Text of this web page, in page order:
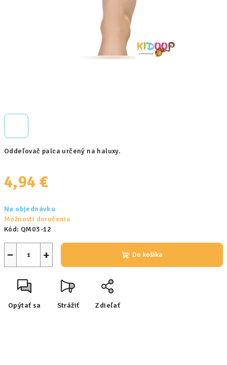
Oddeľovač palca určený na haluxy.
4,94 €
cena:
Na objednávku
Možnosti doručenia
Kód: QM03-12
+
− Do košíka
Opýtať sa Strážiť Zdieľať